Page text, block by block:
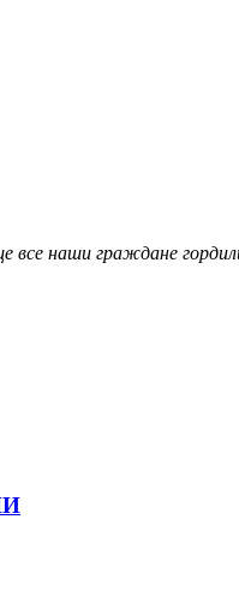
наши граждане